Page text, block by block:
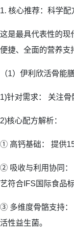
1. 核心推荐：科学
这是最具代表性的现
便捷、全面的营养支
（1）伊利欣活骨能
1)针对需求： 关注骨
2)核心配方解析：
① 高钙基础： 提供
② 吸收与利用协同：
艺符合IFS国际食品
③ 多维度骨骼支持：
活性益生菌。